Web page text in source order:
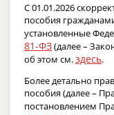
С 01.01.2026
пособия
установленные
81-ФЗ(далее –
об этом см.здесь.
Более детально
пособия (далее –
постановлением